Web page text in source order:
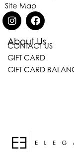
About Us
CONTACT US
GIFT CARD
GIFT CARD
Site Map
Eleganza